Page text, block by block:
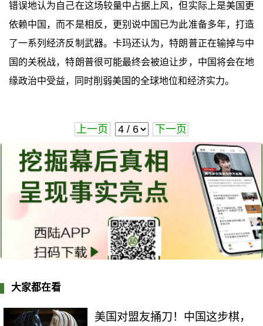
错误地认为自己在这场较量中占据上风，但实际上是美国更
依赖中国，而不是相反，更别说中国已为此准备多年，打造
了一系列经济反制武器。卡玛还认为，特朗普正在输掉与中
国的关税战，特朗普很可能最终会被迫让步，中国将会在地
缘政治中受益，同时削弱美国的全球地位和经济实力。
上一页 下一页
大家都在看
美国对盟友捅刀！中国这步棋，